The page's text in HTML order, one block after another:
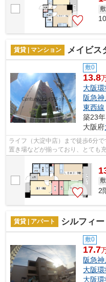
賃貸 | マンション メイビス
敷0
13.8
大阪環
阪急
東西線
築23
大阪府
ライフ（大淀中店）まで徒歩6分
置き場などが揃っており、とても
2
賃貸 | アパート シルフィ
敷0
17.7
阪急
大阪環
大阪環